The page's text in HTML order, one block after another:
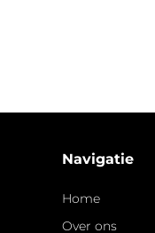
Navigatie
Home
Over ons